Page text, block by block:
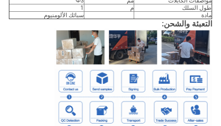
طول السلك
م
1
مادة
سبائك الألومنيوم
التعبئة والشحن: